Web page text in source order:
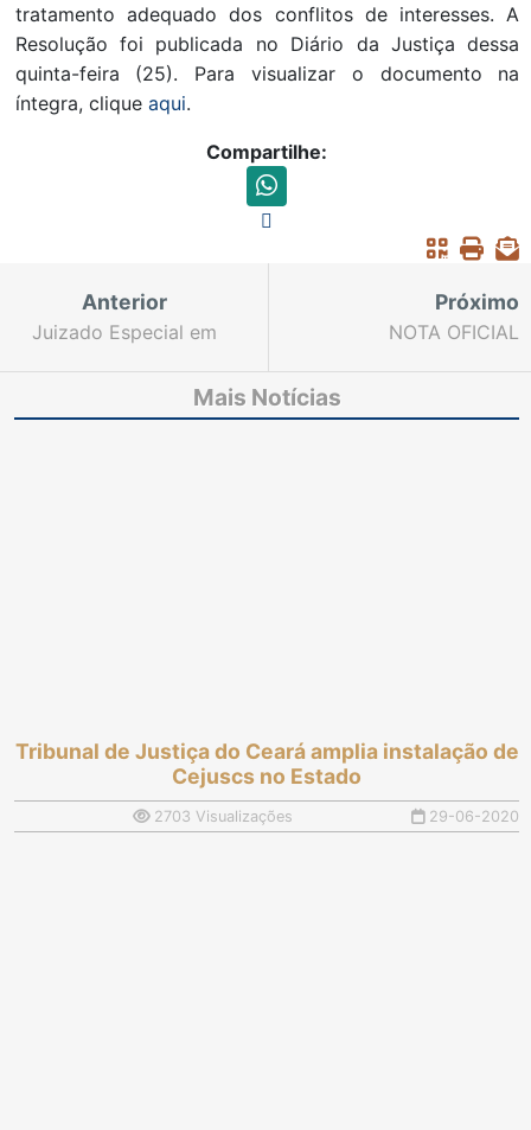
tratamento adequado dos conflitos de interesses. A
Resolução foi publicada no Diário da Justiça dessa
quinta-feira (25). Para visualizar o documento na
íntegra, clique aqui.
Compartilhe:
Anterior
Juizado Especial em
canal de comunicação
online para receber
Próximo
NOTA OFICIAL
Mais Notícias
Tribunal de Justiça do Ceará amplia instalação de
Cejuscs no Estado
2703 Visualizações 29-06-2020